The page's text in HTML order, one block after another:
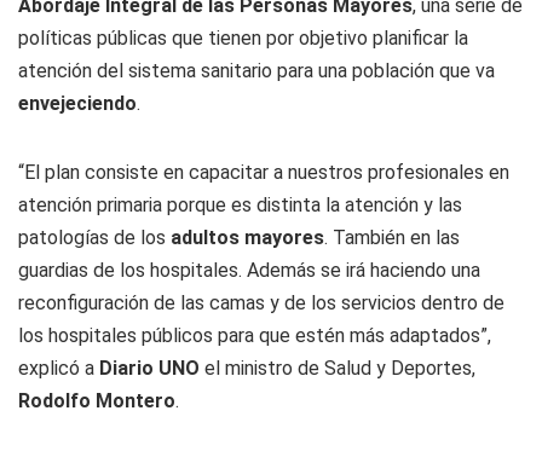
Abordaje Integral de las Personas Mayores, una serie de
políticas públicas que tienen por objetivo planificar la
atención del sistema sanitario para una población que va
envejeciendo.
“El plan consiste en capacitar a nuestros profesionales en
atención primaria porque es distinta la atención y las
patologías de los adultos mayores. También en las
guardias de los hospitales. Además se irá haciendo una
reconfiguración de las camas y de los servicios dentro de
los hospitales públicos para que estén más adaptados”,
explicó a Diario UNO el ministro de Salud y Deportes,
Rodolfo Montero.